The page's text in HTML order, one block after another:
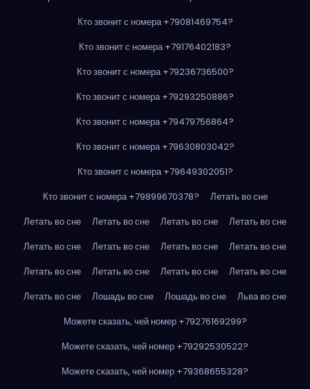
Кто звонит с номера +79081469754?
Кто звонит с номера +79176402183?
Кто звонит с номера +79236736500?
Кто звонит с номера +79293250886?
Кто звонит с номера +79479756864?
Кто звонит с номера +79630803042?
Кто звонит с номера +79649302051?
Кто звонит с номера +79899670378?
Летать во сне
Летать во сне
Летать во сне Летать во сне
Летать во сне
Летать во сне
Летать во сне Летать во сне
Летать во сне
Летать во сне
Летать во сне Летать во сне
Летать во сне
Летать во сне
Лошадь во сне Лошадь во сне
Льва во сне
Можете сказать, чей номер +79276169299?
Можете сказать, чей номер +79292530522?
Можете сказать, чей номер +79368655328?